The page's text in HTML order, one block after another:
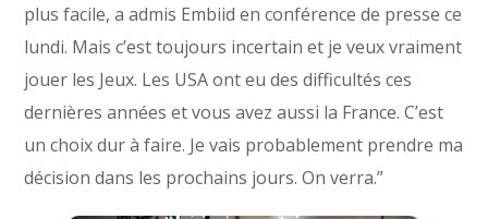
plus facile, a admis Embiid en conférence de presse ce
lundi. Mais c’est toujours incertain et je veux vraiment
jouer les Jeux. Les USA ont eu des difficultés ces
dernières années et vous avez aussi la France. C’est
un choix dur à faire. Je vais probablement prendre ma
décision dans les prochains jours. On verra.”